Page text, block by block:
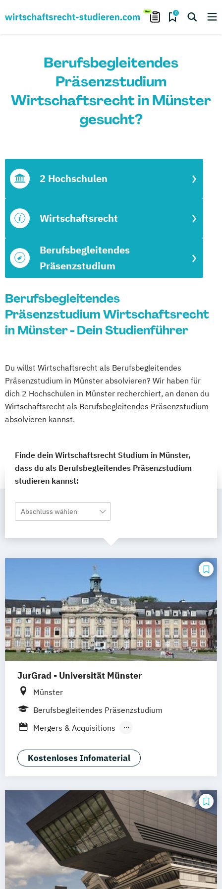
0
Berufsbegleitendes
Präsenzstudium
Wirtschaftsrecht in Münster
gesucht?
Berufsbegleitendes
Präsenzstudium
Wirtschaftsrecht
2 Hochschulen
Berufsbegleitendes
Präsenzstudium Wirtschaftsrecht
in Münster - Dein Studienführer
Du willst Wirtschaftsrecht als Berufsbegleitendes
Präsenzstudium in Münster absolvieren? Wir haben für
dich 2 Hochschulen in Münster recherchiert, an denen du
Wirtschaftsrecht als Berufsbegleitendes Präsenzstudium
absolvieren kannst.
Finde dein Wirtschaftsrecht Studium in Münster,
dass du als Berufsbegleitendes Präsenzstudium
studieren kannst:
Abschluss wählen
JurGrad - Universität Münster
Münster
Berufsbegleitendes Präsenzstudium
Mergers & Acquisitions
Kostenloses Infomaterial